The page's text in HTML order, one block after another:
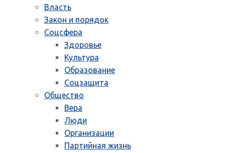
Власть
Закон и порядок
Соцсфера
Здоровье
Культура
Образование
Соцзащита
Общество
Вера
Люди
Организации
Партийная жизнь